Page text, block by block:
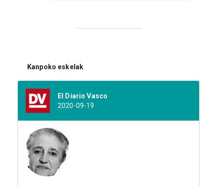
Kanpoko eskelak
El Diario Vasco
2020-09-19